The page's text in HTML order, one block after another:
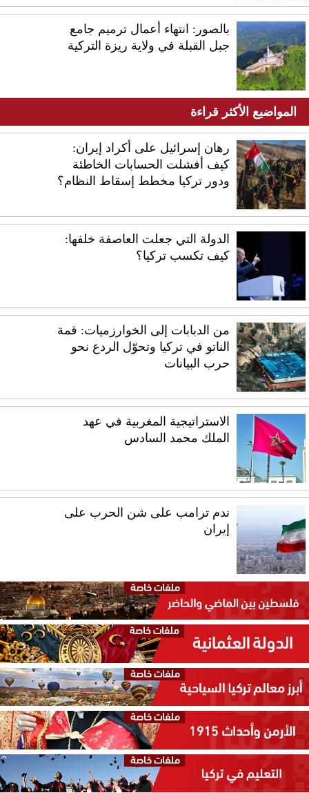
بالصور: انتهاء أعمال ترميم جامع
جبل القبلة في ولاية ريزة التركية
المواضيع الأكثر قراءة
رهان إسرائيل على أكراد إيران:
كيف أفشلت الحسابات الخاطئة
ودور تركيا مخطط إسقاط النظام؟
الدولة التي جعلت العاصفة خلفها:
كيف تكسب تركيا؟
من الدبابات إلى الخوارزميات: قمة
الناتو في تركيا وتحوّل الردع نحو
حرب البيانات
الاستراتيجية المغربية في عهد
الملك محمد السادس
ندم ترامب على شن الحرب على
إيران